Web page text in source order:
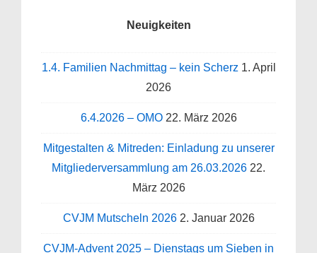
Neuigkeiten
1.4. Familien Nachmittag – kein Scherz 1. April
2026
6.4.2026 – OMO 22. März 2026
Mitgestalten & Mitreden: Einladung zu unserer
Mitgliederversammlung am 26.03.2026 22.
März 2026
CVJM Mutscheln 2026 2. Januar 2026
CVJM-Advent 2025 – Dienstags um Sieben in